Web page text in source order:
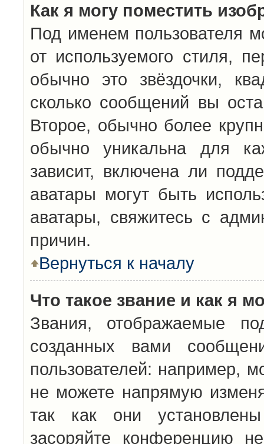
Как я могу поместить
Под именем пользователя
от используемого стиля,
обычно это звёздочки,
сколько сообщений вы
Второе, обычно более
обычно уникальна для
зависит, включена ли
аватары могут быть
аватары, свяжитесь с
причин.
Вернуться к началу
Что такое звание и как я
Звания, отображаемые
созданных вами
пользователей: например,
не можете напрямую
так как они
засоряйте конференцию